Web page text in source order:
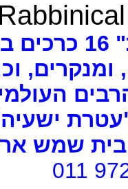
ומנקרים,
שמש
011